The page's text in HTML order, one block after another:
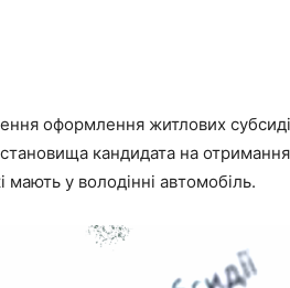
оформлення житлових
кандидата на
у володінні автомобіль.